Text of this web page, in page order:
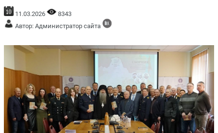
11.03.2026
8343
Автор: Администратор сайта